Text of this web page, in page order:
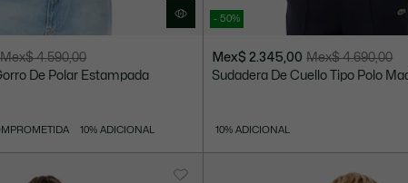
Mex$ 4.590,00
De Polar Estampada
10% ADICIONAL
- 50%
Mex$ 2.345,00
Precio
2.345,00
Mex$ 4.690,00
Precio
Mex$
Sudadera De Cuello Tipo Polo
10% ADICIONAL